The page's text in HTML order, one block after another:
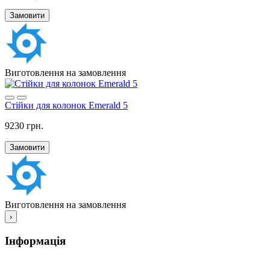
Замовити
Виготовлення на замовлення
Стійки для колонок Emerald 5
9230 грн.
Замовити
Виготовлення на замовлення
›
Інформація